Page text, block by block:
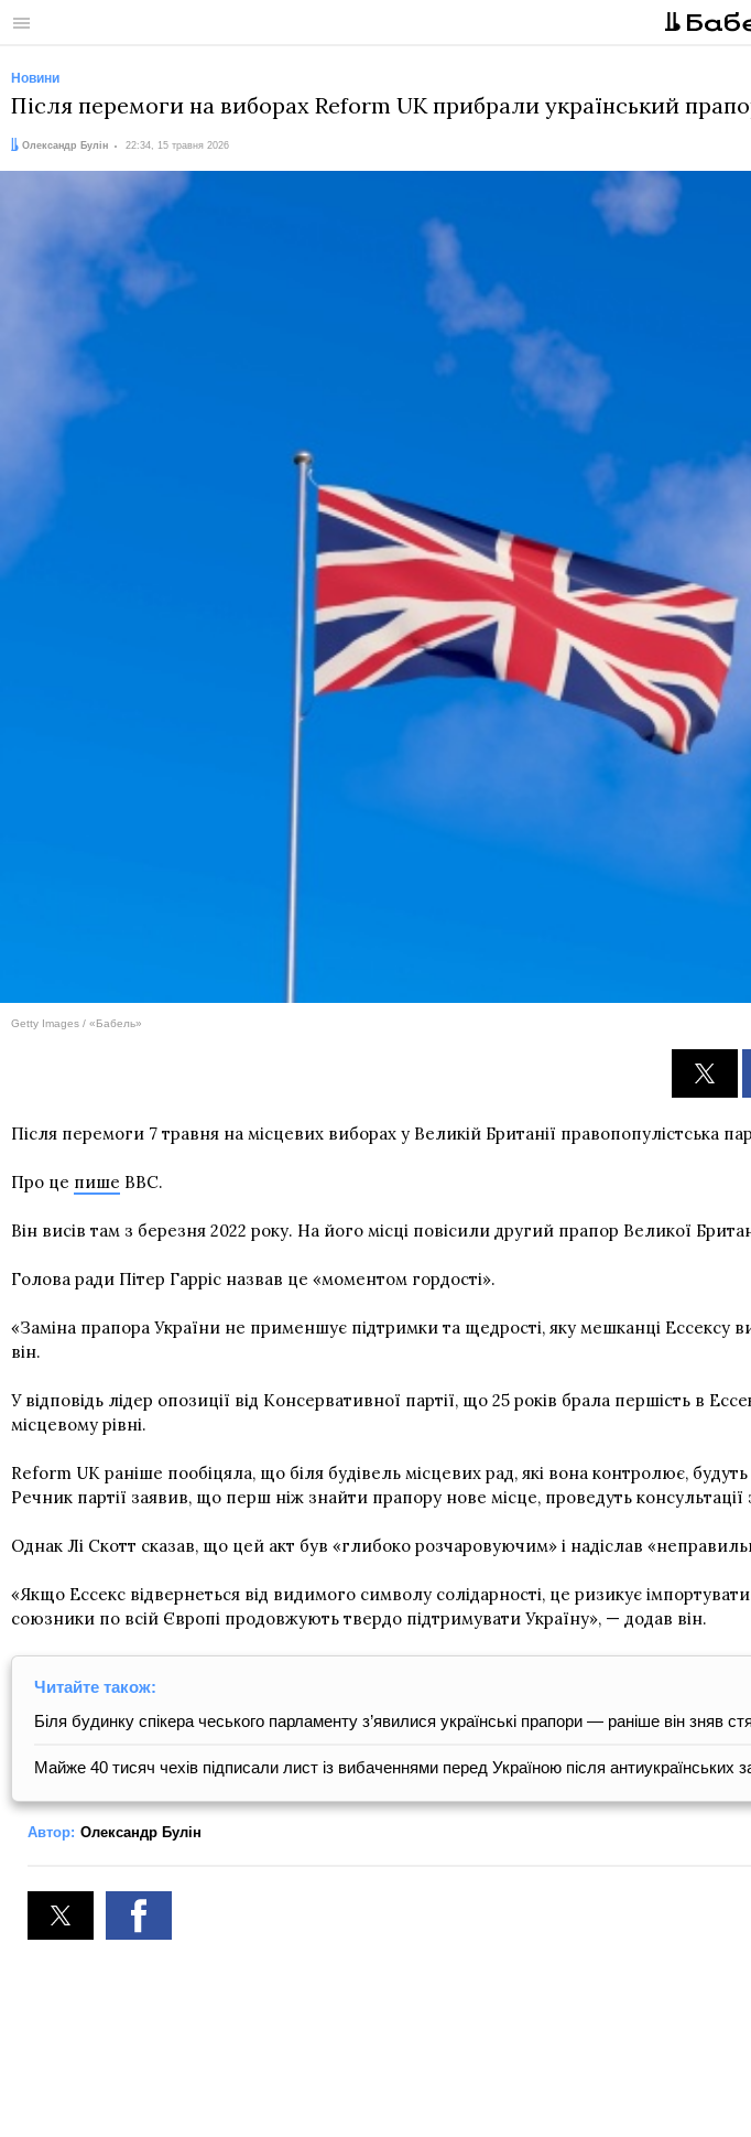
Меню
Новини
Після перемоги на виборах Reform UK прибрали український
Автор:
Олександр Булін
Дата: 22:34, 15 травня 2026
Getty Images / «Бабель»
Після перемоги 7 травня на місцевих виборах у Великій Британії правопопулістська
Про це пише BBC.
Він висів там з березня 2022 року. На його місці повісили другий прапор Великої
Голова ради Пітер Гарріс назвав це «моментом гордості».
«Заміна прапора України не применшує підтримки та щедрості, яку мешканці Ессексу
він.
У відповідь лідер опозиції від Консервативної партії, що 25 років брала першість в
місцевому рівні.
Reform UK раніше пообіцяла, що біля будівель місцевих рад, які вона контролює,
Речник партії заявив, що перш ніж знайти прапору нове місце, проведуть
Однак Лі Скотт сказав, що цей акт був «глибоко розчаровуючим» і надіслав
«Якщо Ессекс відвернеться від видимого символу солідарності, це ризикує
союзники по всій Європі продовжують твердо підтримувати Україну», — додав він.
Читайте також:
Біля будинку спікера чеського парламенту з’явилися українські прапори — раніше він зняв
Майже 40 тисяч чехів підписали лист із вибаченнями перед Україною після антиукраїнських
Автор: Олександр Булін